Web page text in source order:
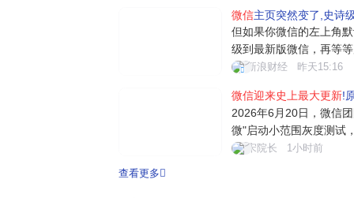
等。例如"给妈妈发生日
值得关注
微信主页突然变了,史诗
但如果你微信的左上角
级到最新版微信，再等
别？可能有人会问：之
大。之前那些 AI 功能完
新浪财经 昨天15:16
微信迎来史上最大更新!
2026年6月20日，微信
微"启动小范围灰度测试
民级应用正式进军AI领
宋院长 1小时前
查看更多